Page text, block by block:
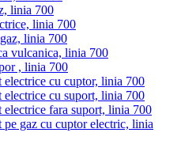
linia 700
linia 700
linia 700
vulcanica, linia 700
, linia 700
electrice cu cuptor, linia 700
electrice cu suport, linia 700
electrice fara suport, linia 700
pe gaz cu cuptor electric, linia